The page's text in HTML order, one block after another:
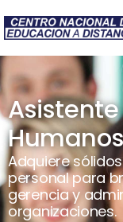
Humanos
Adquiere
personal para
gerencia y
organizaciones.